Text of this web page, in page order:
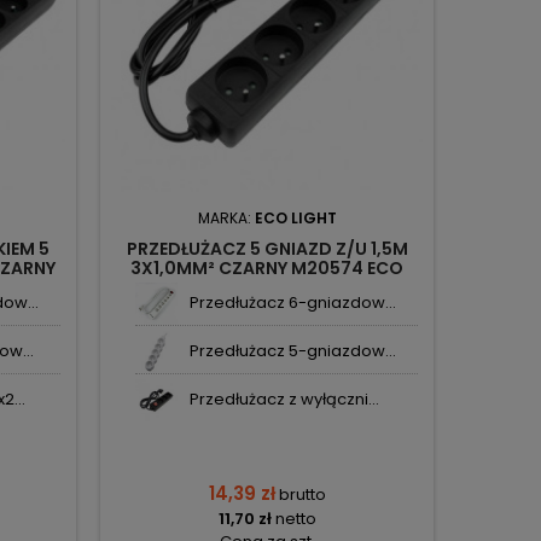
5
MARKA: ECO LIGHT
PRZEDŁUŻACZ 5 GNIAZD Z/U 1,5M
3X1,0MM² CZARNY M20574 ECO
Przedłużacz 6-gniazdow...
Przedłużacz 5-gniazdow...
Przedłużacz z wyłączni...
14,39 złbrutto
11,70 złnetto